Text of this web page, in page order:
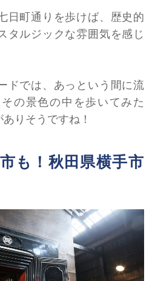
日町通りを歩けば、歴史的
タルジックな雰囲気を感じ
ドでは、あっという間に流
の景色の中を歩いてみた
りそうですね！
も！秋田県横手市